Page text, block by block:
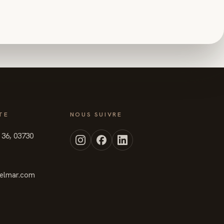
03730
NOUS SUIVRE